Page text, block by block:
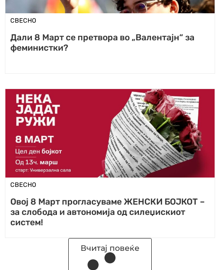
СВЕСНО
Дали 8 Март се претвора во „Валентајн“ за
феминистки?
СВЕСНО
Овој 8 Март прогласуваме ЖЕНСКИ БОЈКОТ –
за слобода и автономија од силеџискиот
систем!
Вчитај повеќе